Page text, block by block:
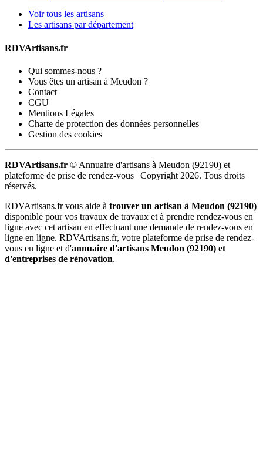
Voir tous les artisans
Les artisans par département
RDVArtisans.fr
Qui sommes-nous ?
Vous êtes un artisan à Meudon ?
Contact
CGU
Mentions Légales
Charte de protection des données personnelles
Gestion des cookies
RDVArtisans.fr © Annuaire d'artisans à Meudon (92190) et
plateforme de prise de rendez-vous | Copyright 2026. Tous droits
réservés.
RDVArtisans.fr vous aide à trouver un artisan à Meudon (92190)
disponible pour vos travaux de travaux et à prendre rendez-vous en
ligne avec cet artisan en effectuant une demande de rendez-vous en
ligne en ligne. RDVArtisans.fr, votre plateforme de prise de rendez-
vous en ligne et d'annuaire d'artisans Meudon (92190) et
d'entreprises de rénovation.